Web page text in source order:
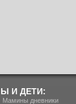
И ДЕТИ:
Мамины дневники